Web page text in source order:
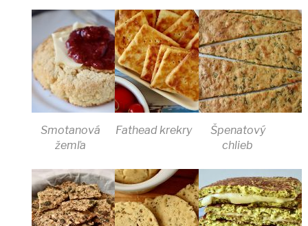
Smotanová
žemľa
Fathead krekry
Špenatový
chlieb